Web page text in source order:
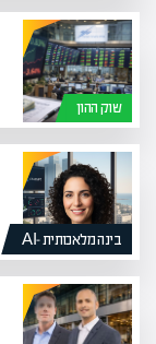
שוק ההון
בינה מלאכותית -AI